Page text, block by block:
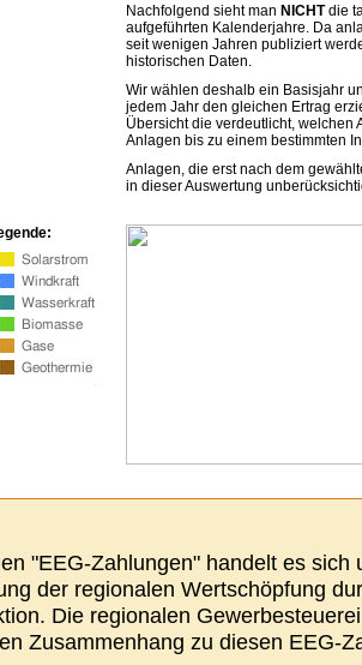
Nachfolgend sieht man NICHTdie
aufgeführten Kalenderjahre. Da
seit wenigen Jahren publiziert
historischen Daten.
Wir wählen deshalb ein Basisjahr
jedem Jahr den gleichen Ertrag
Übersicht die verdeutlicht, welchen
Anlagen bis zu einem bestimmten
Anlagen, die erst nach dem
in dieser Auswertung
"EEG-Zahlungen" handelt es sich
der regionalen Wertschöpfung
Die regionalen
Zusammenhang zu diesen EEG-